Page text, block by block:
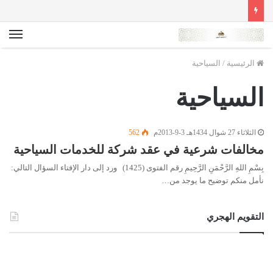
الرئيسية / السياحية
السياحية
الثلاثاء 27 شوال 1434هـ 3-9-2013م 562
مخالفات شرعية في عقد شركة للخدمات السياحية
بِسْمِ اللهِ الرَّحْمَنِ الرَّحِيمِ رقم الفتوى (1425) ورد إلى دار الإفتاء السؤال التالي:
نأمل منكم توضيح ما يوجد من…
التقويم الهجري